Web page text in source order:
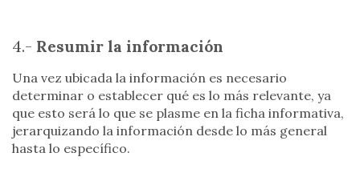
4.- Resumir la información
Una vez ubicada la información es necesario
determinar o establecer qué es lo más relevante, ya
que esto será lo que se plasme en la ficha informativa,
jerarquizando la información desde lo más general
hasta lo específico.